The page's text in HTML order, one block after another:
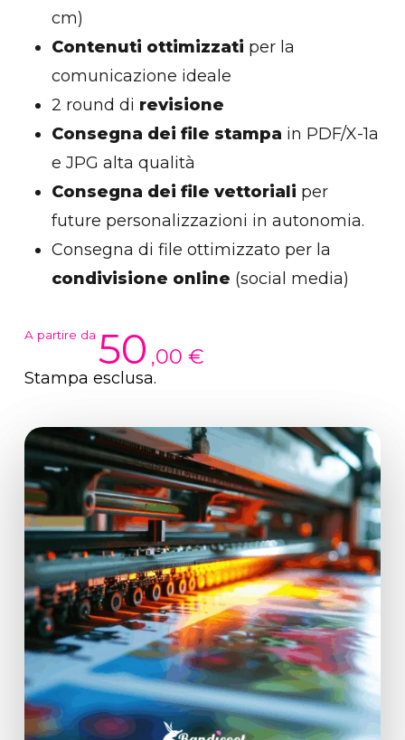
cm)
Contenuti ottimizzati per la
comunicazione ideale
2 round di revisione
Consegna dei file stampa in PDF/X-1a
e JPG alta qualità
Consegna dei file vettoriali per
future personalizzazioni in autonomia.
Consegna di file ottimizzato per la
condivisione online (social media)
A partire da 50 ,00 €
Stampa esclusa.